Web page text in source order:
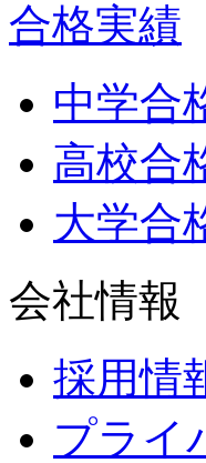
合格実績
中学合
高校合
大学合
会社情報
採用情
プライ